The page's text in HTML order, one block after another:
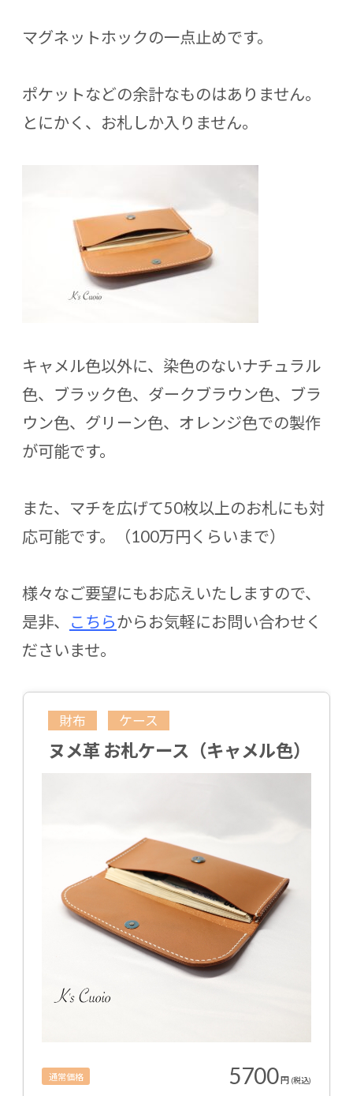
マグネットホックの一点止めです。
ポケットなどの余計なものはありません。
とにかく、お札しか入りません。
キャメル色以外に、染色のないナチュラル
色、ブラック色、ダークブラウン色、ブラ
ウン色、グリーン色、オレンジ色での製作
が可能です。
また、マチを広げて50枚以上のお札にも対
応可能です。（100万円くらいまで）
様々なご要望にもお応えいたしますので、
是非、
こちらからお気軽にお問い合わせく
ださいませ。
財布 ケース
ヌメ革 お札ケース（キャメル色）
通常価格 5700円 (税込)